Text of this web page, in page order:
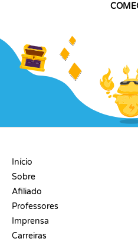
Início
Sobre
Afiliado
Professores
Imprensa
Carreiras